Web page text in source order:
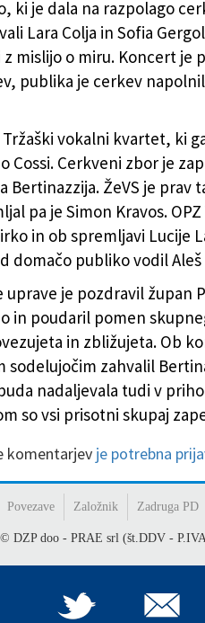
ki je dala na razpolago
Lara Colja in Sofia
mislijo o miru. Koncert je
publika je cerkev
vokalni kvartet, ki
Cossi. Cerkveni zbor je
Bertinazzija. ŽeVS je prav
pa je Simon Kravos. OPZ
in ob spremljavi Lucije
domačo publiko vodil
uprave je pozdravil župan
in poudaril pomen
in zbližujeta. Ob
sodelujočim zahvalil
nadaljevala tudi v
so vsi prisotni skupaj
komentarjev je potrebna
Povezave Založnik Zadruga PD
© DZP doo - PRAE srl (št.DDV -